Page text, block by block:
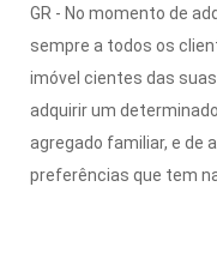
GR - No momento de
sempre a todos os
imóvel cientes das
adquirir um
agregado familiar, e de
preferências que tem